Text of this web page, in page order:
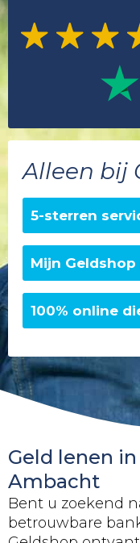
Alleen bij
5-sterren
Mijn
100% online
Geld lenen
Ambacht
Bent u zoekend
betrouwbare